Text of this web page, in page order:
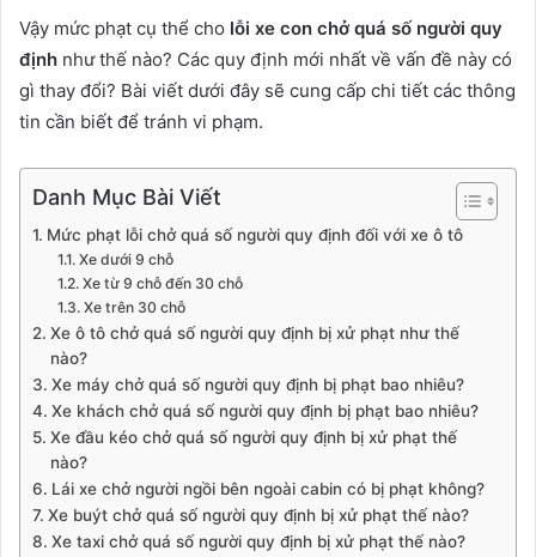
Vậy mức phạt cụ thể cho lỗi xe con chở quá số người quy
định như thế nào? Các quy định mới nhất về vấn đề này có
gì thay đổi? Bài viết dưới đây sẽ cung cấp chi tiết các thông
tin cần biết để tránh vi phạm.
Danh Mục Bài Viết
Mức phạt lỗi chở quá số người quy định đối với xe ô tô
Xe dưới 9 chỗ
Xe từ 9 chỗ đến 30 chỗ
Xe trên 30 chỗ
Xe ô tô chở quá số người quy định bị xử phạt như thế
nào?
Xe máy chở quá số người quy định bị phạt bao nhiêu?
Xe khách chở quá số người quy định bị phạt bao nhiêu?
Xe đầu kéo chở quá số người quy định bị xử phạt thế
nào?
Lái xe chở người ngồi bên ngoài cabin có bị phạt không?
Xe buýt chở quá số người quy định bị xử phạt thế nào?
Xe taxi chở quá số người quy định bị xử phạt thế nào?